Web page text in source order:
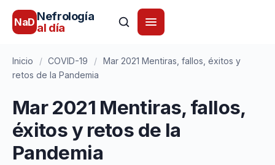
NaD Nefrología
al día
Inicio / COVID-19 / Mar 2021 Mentiras, fallos, éxitos y
retos de la Pandemia
Mar 2021 Mentiras, fallos,
éxitos y retos de la
Pandemia